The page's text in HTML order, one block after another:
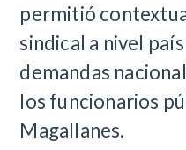
permitió
sindical a nivel
demandas
los funcionarios
Magallanes.